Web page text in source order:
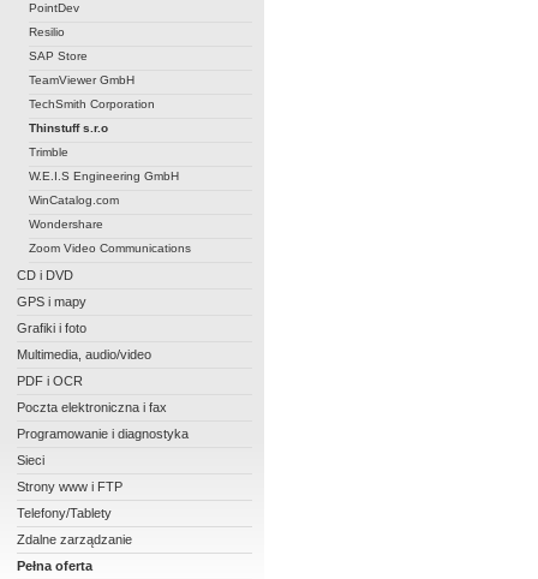
PointDev
Resilio
SAP Store
TeamViewer GmbH
TechSmith Corporation
Thinstuff s.r.o
Trimble
W.E.I.S Engineering GmbH
WinCatalog.com
Wondershare
Zoom Video Communications
CD i DVD
GPS i mapy
Grafiki i foto
Multimedia, audio/video
PDF i OCR
Poczta elektroniczna i fax
Programowanie i diagnostyka
Sieci
Strony www i FTP
Telefony/Tablety
Zdalne zarządzanie
Pełna oferta